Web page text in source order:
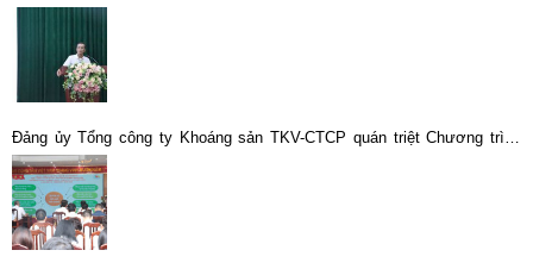
Đảng ủy Tổng công ty Khoáng sản TKV-CTCP quán triệt Chương trình
hành động thực hiện Nghị quyết Đại hội đại biểu Đảng bộ Tập đoàn Công
nghiệp Than – Khoáng sản Việt Nam lần thứ IV, nhiệm kỳ 2025 – 2030